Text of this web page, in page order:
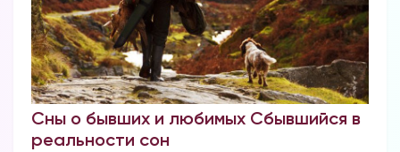
Сны о бывших и любимых Сбывшийся в
реальности сон